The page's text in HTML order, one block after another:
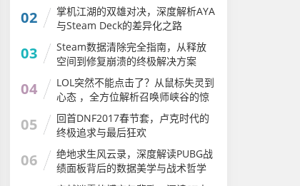
02
掌机江湖的双雄对决，深度解析AYA
与Steam Deck的差异化之路
ayaneo2和steam
03
Steam数据清除完全指南，从释放
空间到修复崩溃的终极解决方案
04
LOL突然不能点击了？从鼠标失灵到
心态 ，全方位解析召唤师峡谷的惊
魂时刻lol突然不能点击了怎么回事
05
回首DNF2017春节套，卢克时代的
终极追求与最后狂欢
06
绝地求生风云录，深度解读PUBG战
绩面板背后的数据美学与战术哲学